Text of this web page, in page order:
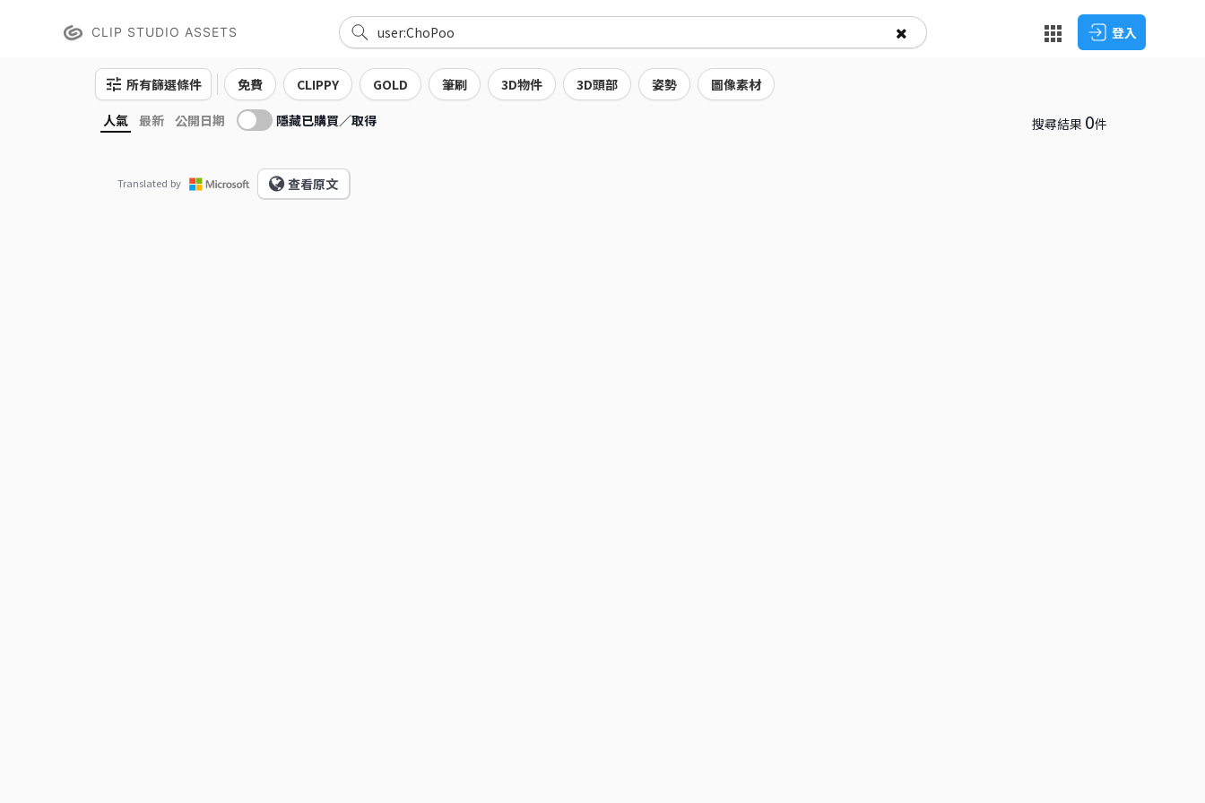
CLIP STUDIO ASSETS 登入
所有篩選條件 免費 CLIPPY GOLD 筆刷 3D物件 3D頭部 姿勢
圖像素材
人氣 最新 公開日期 隱藏已購買／取得 搜尋結果 0件
Translated by 查看原文